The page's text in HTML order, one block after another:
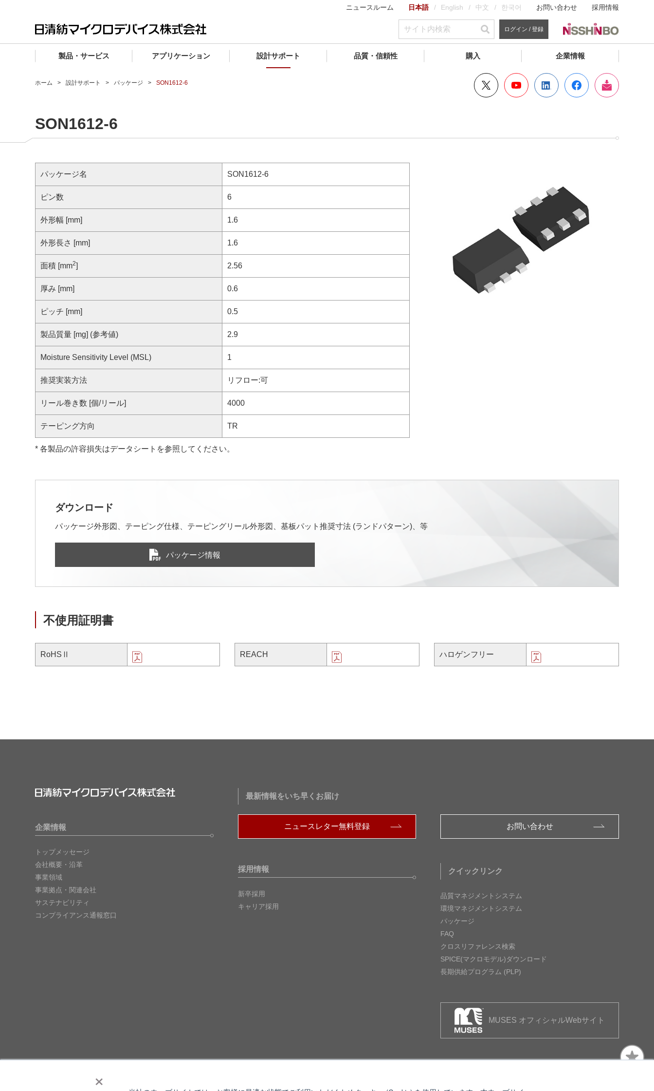
×
ニュースルーム 日本語 English 中文 한국어 お問い合わせ 採用情報
ログイン / 登録
製品・サービス
マイクロ波製品
ファウンドリサービス
クロスリファレンス検索
アプリケーション
車載機器向けIC
産業機器向けIC
マイクロ波
設計サポート
マイクロ波製品
あなたの設計に合わせたサポートコンテンツ
品質・信頼性
電子デバイス製品
マイクロ波製品
購入
マイクロ波製品
企業情報
企業理念
会社概要
事業拠点・関連会社
サステナビリティ
コンプライアンス通報窓口
ホーム 設計サポート パッケージ SON1612-6
SON1612-6
パッケージ名 SON1612-6
ピン数 6
外形幅 [mm] 1.6
外形長さ [mm] 1.6
面積 [mm2] 2.56
厚み [mm] 0.6
ピッチ [mm] 0.5
製品質量 [mg] (参考値) 2.9
Moisture Sensitivity Level (MSL) 1
推奨実装方法 リフロー:可
リール巻き数 [個/リール] 4000
テーピング方向 TR
* 各製品の許容損失はデータシートを参照してください。
ダウンロード
パッケージ外形図、テーピング仕様、テーピングリール外形図、基板パット推奨寸法 (ランドパターン)、等
パッケージ情報
不使用証明書
RoHSⅡ REACH ハロゲンフリー
企業情報
トップメッセージ
会社概要・沿革
事業領域
事業拠点・関連会社
サステナビリティ
コンプライアンス通報窓口
最新情報をいち早くお届け
ニュースレター無料登録
採用情報
新卒採用
キャリア採用
お問い合わせ
クイックリンク
品質マネジメントシステム
環境マネジメントシステム
パッケージ
FAQ
クロスリファレンス検索
SPICE(マクロモデル)ダウンロード
長期供給プログラム (PLP)
MUSES オフィシャルWebサイト